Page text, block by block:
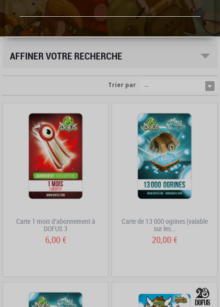
AFFINER VOTRE RECHERCHE
Trier par --
Carte 1 mois d’abonnement à
DOFUS 3
6,00 €
Carte de 13 000 ogrines (valable
sur les...
20,00 €